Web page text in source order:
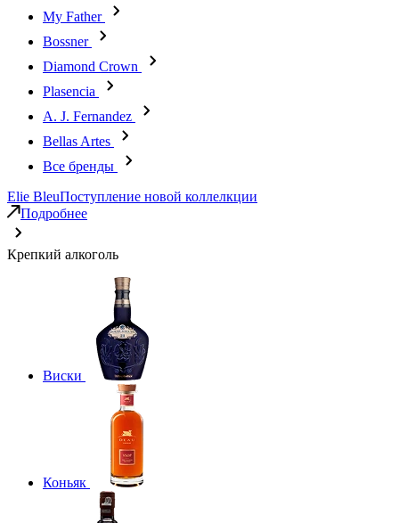
My Father
Bossner
Diamond Crown
Plasencia
A. J. Fernandez
Bellas Artes
Все бренды
Elie BleuПоступление новой коллелкции
Подробнее
Крепкий алкоголь
Виски
Коньяк